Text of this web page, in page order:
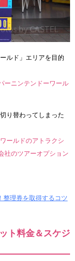
ルド」エリアを目的
ーニンテンドーワール
り替わってしまった
ールドのアトラクシ
社のツアーオプション
整理券を取得するコツ
ト料金＆スケジ